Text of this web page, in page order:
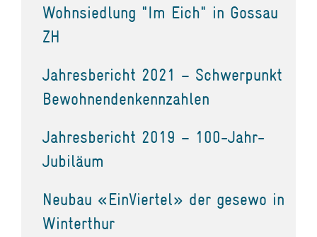
Wohnsiedlung "Im Eich" in Gossau
ZH
Jahresbericht 2021 – Schwerpunkt
Bewohnendenkennzahlen
Jahresbericht 2019 – 100-Jahr-
Jubiläum
Neubau «EinViertel» der gesewo in
Winterthur